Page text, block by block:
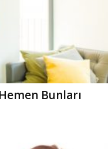
Bunları